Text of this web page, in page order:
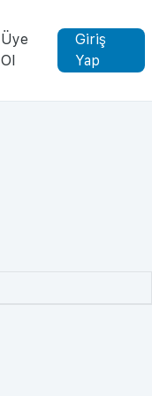
Üye
Ol
Giriş
Yap